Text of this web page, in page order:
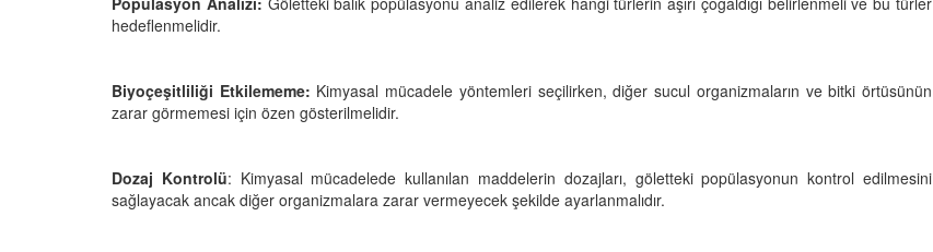
hedeflenmelidir.
Biyoçeşitliliği Etkilememe: Kimyasal mücadele yöntemleri seçilirken, diğer sucul organizmaların ve bitki örtüsünün
zarar görmemesi için özen gösterilmelidir.
Dozaj Kontrolü: Kimyasal mücadelede kullanılan maddelerin dozajları, göletteki popülasyonun kontrol edilmesini
sağlayacak ancak diğer organizmalara zarar vermeyecek şekilde ayarlanmalıdır.